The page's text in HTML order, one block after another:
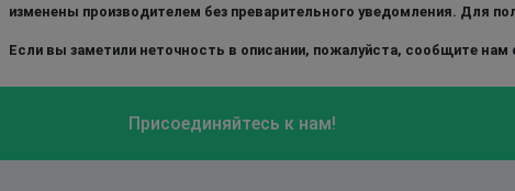
изменены производителем без преварительного уведомления. Для
Если вы заметили неточность в описании, пожалуйста, сообщите
Присоединяйтесь к нам!